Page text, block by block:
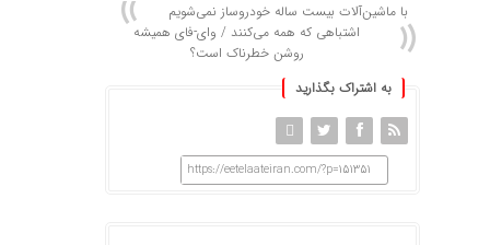
با ماشین‌آلات بیست ساله خودروساز نمی‌شویم
اشتباهی که همه می‌کنند / وای-فای همیشه
روشن خطرناک است؟
به اشتراک بگذارید
https://eetelaateiran.com/?p=151351